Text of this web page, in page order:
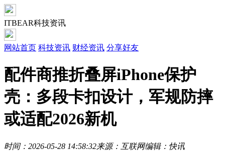
ITBEAR科技资讯
网站首页 科技资讯 财经资讯 分享好友
配件商推折叠屏iPhone保护
壳：多段卡扣设计，军规防摔
或适配2026新机
时间：2026-05-28 14:58:32来源：互联网编辑：快讯